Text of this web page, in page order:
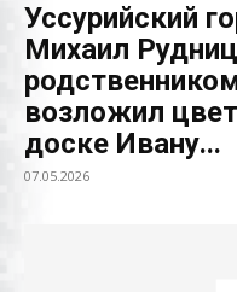
Уссурийский
Михаил
возложил
доске Ивану...
07.05.2026